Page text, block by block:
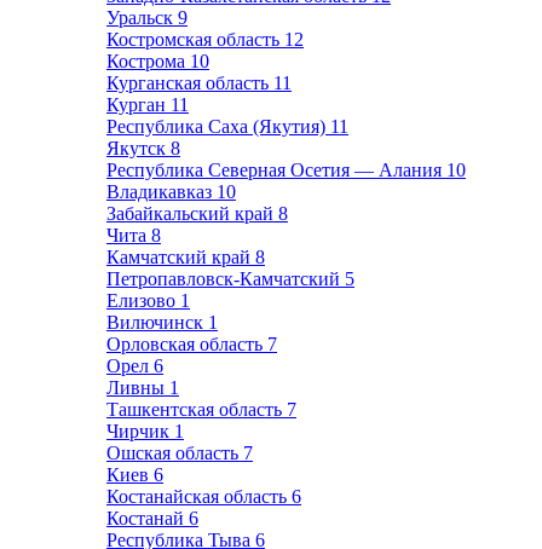
Уральск 9
Костромская область 12
Кострома 10
Курганская область 11
Курган 11
Республика Саха (Якутия) 11
Якутск 8
Республика Северная Осетия — Алания 10
Владикавказ 10
Забайкальский край 8
Чита 8
Камчатский край 8
Петропавловск-Камчатский 5
Елизово 1
Вилючинск 1
Орловская область 7
Орел 6
Ливны 1
Ташкентская область 7
Чирчик 1
Ошская область 7
Киев 6
Костанайская область 6
Костанай 6
Республика Тыва 6